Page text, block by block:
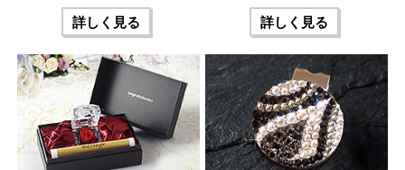
詳しく見る 詳しく見る